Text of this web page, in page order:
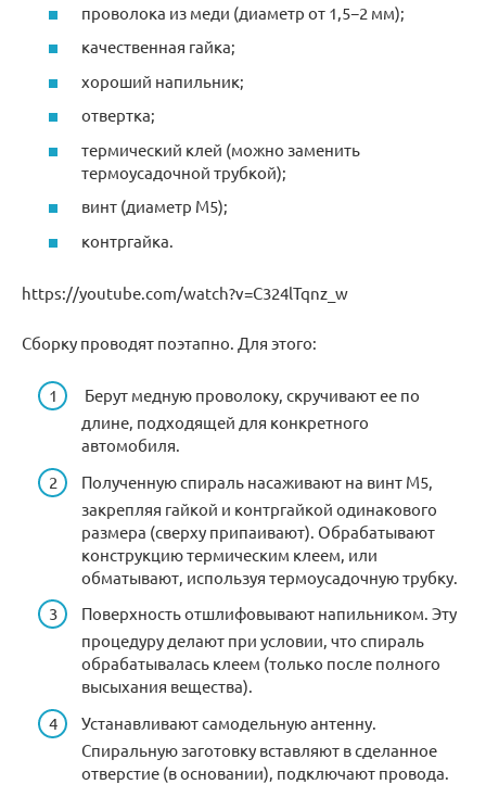
проволока из меди (диаметр от 1,5−2 мм);
качественная гайка;
хороший напильник;
отвертка;
термический клей (можно заменить
термоусадочной трубкой);
винт (диаметр М5);
контргайка.
https://youtube.com/watch?v=C324lTqnz_w
Сборку проводят поэтапно. Для этого:
Берут медную проволоку, скручивают ее по
длине, подходящей для конкретного
автомобиля.
Полученную спираль насаживают на винт М5,
закрепляя гайкой и контргайкой одинакового
размера (сверху припаивают). Обрабатывают
конструкцию термическим клеем, или
обматывают, используя термоусадочную трубку.
Поверхность отшлифовывают напильником. Эту
процедуру делают при условии, что спираль
обрабатывалась клеем (только после полного
высыхания вещества).
Устанавливают самодельную антенну.
Спиральную заготовку вставляют в сделанное
отверстие (в основании), подключают провода.